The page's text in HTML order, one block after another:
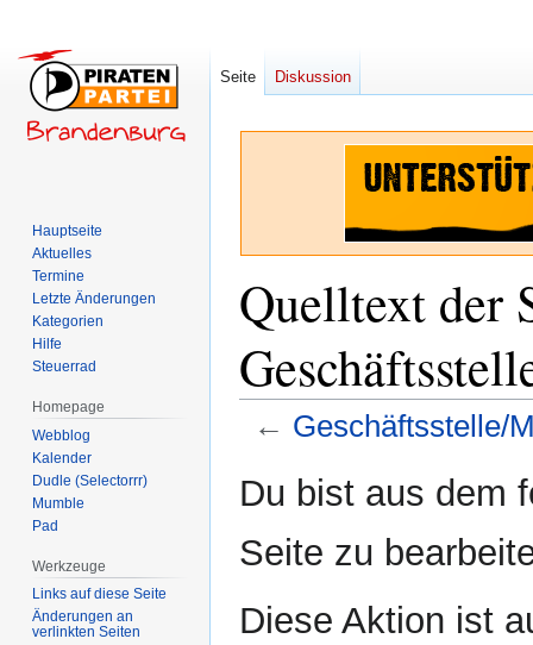
Quelltext der
← Geschäftsstelle/
Navigation
Suche
Du bist aus dem
Seite zu
Diese Aktion ist
Seite Diskussion
Hauptseite
Aktuelles
Termine
Letzte Änderungen
Kategorien
Hilfe
Steuerrad
Homepage
Webblog
Kalender
Dudle (Selectorrr)
Mumble
Pad
Werkzeuge
Links auf diese Seite
Änderungen an
verlinkten Seiten